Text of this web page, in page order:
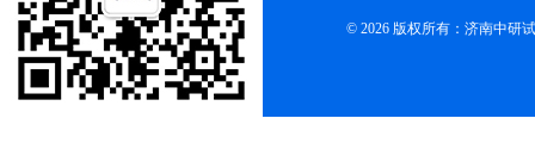
© 2026 版权所有：济南中研